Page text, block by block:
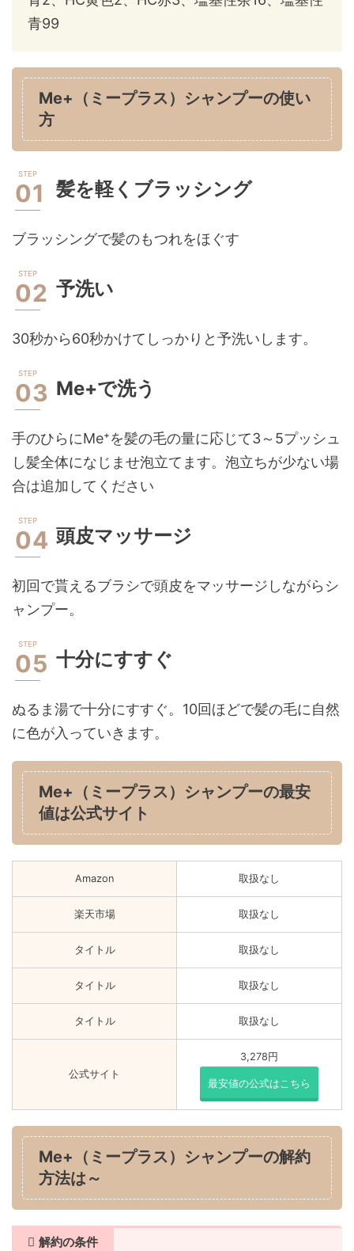
青99
Me+（ミープラス）シャンプーの使い
方
髪を軽くブラッシング
ブラッシングで髪のもつれをほぐす
予洗い
30秒から60秒かけてしっかりと予洗いします。
Me+で洗う
手のひらにMe⁺を髪の毛の量に応じて3～5プッシュ
し髪全体になじませ泡立てます。泡立ちが少ない場
合は追加してください
頭皮マッサージ
初回で貰えるブラシで頭皮をマッサージしながらシ
ャンプー。
十分にすすぐ
ぬるま湯で十分にすすぐ。10回ほどで髪の毛に自然
に色が入っていきます。
Me+（ミープラス）シャンプーの最安
値は公式サイト
Amazon 取扱なし
楽天市場 取扱なし
タイトル 取扱なし
タイトル 取扱なし
タイトル 取扱なし
公式サイト
3,278円
最安値の公式はこちら
Me+（ミープラス）シャンプーの解約
方法は～
解約の条件